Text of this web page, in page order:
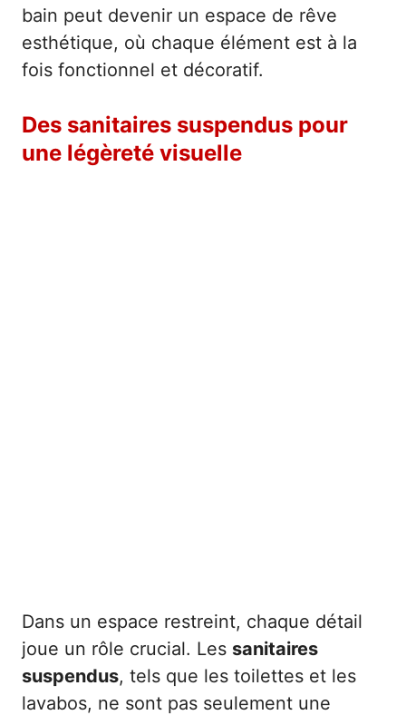
bain peut devenir un espace de rêve
esthétique, où chaque élément est à la
fois fonctionnel et décoratif.
Des sanitaires suspendus pour
une légèreté visuelle
Dans un espace restreint, chaque détail
joue un rôle crucial. Les sanitaires
suspendus, tels que les toilettes et les
lavabos, ne sont pas seulement une